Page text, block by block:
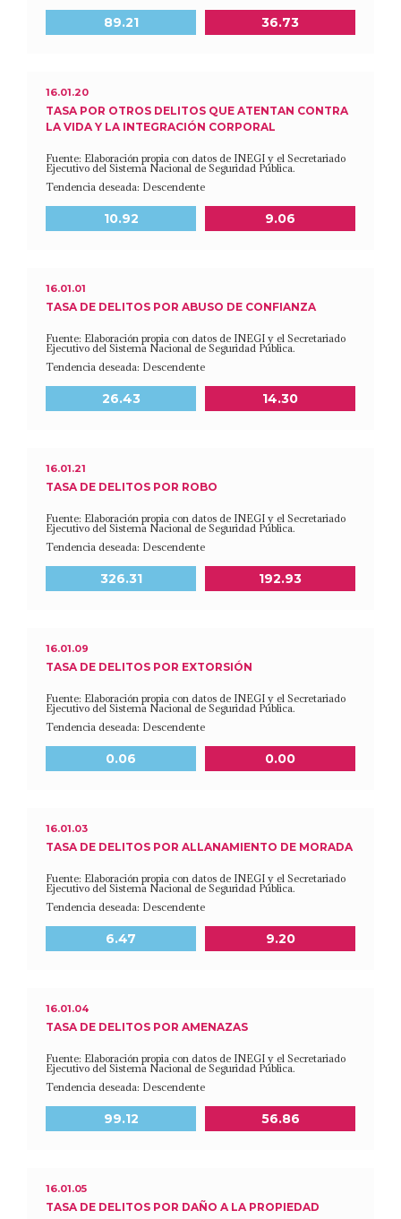
89.21 Meta a 2030
36.73
16.01.20
TASA POR OTROS DELITOS QUE ATENTAN CONTRA
LA VIDA Y LA INTEGRACIÓN CORPORAL
Fuente: Elaboración propia con datos de INEGI y el Secretariado
Ejecutivo del Sistema Nacional de Seguridad Pública.
Tendencia deseada: Descendente
10.92 Meta a 2030
9.06
16.01.01
TASA DE DELITOS POR ABUSO DE CONFIANZA
Fuente: Elaboración propia con datos de INEGI y el Secretariado
Ejecutivo del Sistema Nacional de Seguridad Pública.
Tendencia deseada: Descendente
26.43 Meta a 2030
14.30
16.01.21
TASA DE DELITOS POR ROBO
Fuente: Elaboración propia con datos de INEGI y el Secretariado
Ejecutivo del Sistema Nacional de Seguridad Pública.
Tendencia deseada: Descendente
326.31 Meta a 2030
192.93
16.01.09
TASA DE DELITOS POR EXTORSIÓN
Fuente: Elaboración propia con datos de INEGI y el Secretariado
Ejecutivo del Sistema Nacional de Seguridad Pública.
Tendencia deseada: Descendente
0.06 Meta a 2030
0.00
16.01.03
TASA DE DELITOS POR ALLANAMIENTO DE MORADA
Fuente: Elaboración propia con datos de INEGI y el Secretariado
Ejecutivo del Sistema Nacional de Seguridad Pública.
Tendencia deseada: Descendente
6.47 Meta a 2030
9.20
16.01.04
TASA DE DELITOS POR AMENAZAS
Fuente: Elaboración propia con datos de INEGI y el Secretariado
Ejecutivo del Sistema Nacional de Seguridad Pública.
Tendencia deseada: Descendente
99.12 Meta a 2030
56.86
16.01.05
TASA DE DELITOS POR DAÑO A LA PROPIEDAD